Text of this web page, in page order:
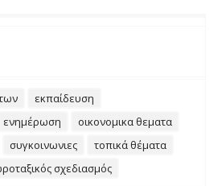
εκπαίδευση
ενημέρωση
οικονομικα θεματα
συγκοινωνιες
τοπικά θέματα
σχεδιασμός